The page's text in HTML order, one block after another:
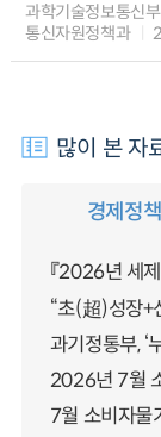
과학기술정보통신
통신자원정책과
많이 본 자
경제정
『2026년 세
“초(超)성장+
과기정통부, ‘
2026년 7월
7월 소비자물